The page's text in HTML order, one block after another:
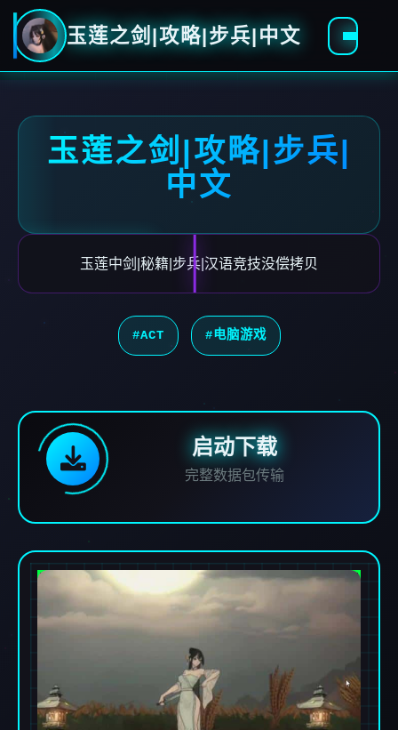
玉莲之剑|攻略|步兵|中文
玉莲之剑|攻略|步兵|
中文
玉莲中剑|秘籍|步兵|汉语竞技没偿拷贝
#ACT #电脑游戏
启动下载
完整数据包传输